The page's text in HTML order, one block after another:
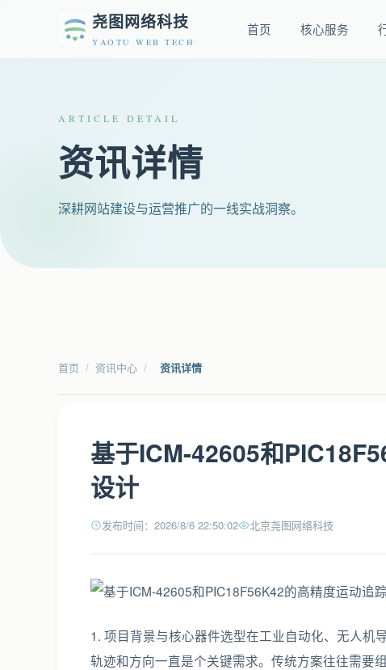
尧图网络科技
YAOTU WEB TECH
首页 核心服务
ARTICLE DETAIL
资讯详情
深耕网站建设与运营推广的一线实战洞察。
首页 / 资讯中心 / 资讯详情
基于ICM-42605和
设计
发布时间：2026/8/6 22:50:02 北京尧图网络科技
1. 项目背景与核心器件选型在工业自动化、无人机
轨迹和方向一直是个关键需求。传统方案往往需要